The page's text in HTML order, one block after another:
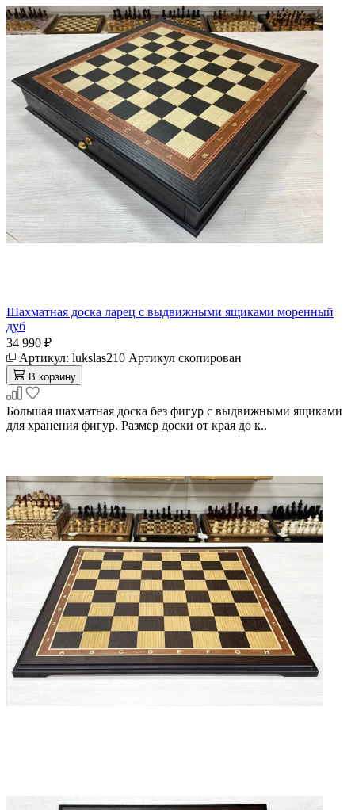
Шахматная доска ларец с выдвижными ящиками моренный
дуб
34 990 ₽
Артикул: lukslas210 Артикул скопирован
В корзину
Большая шахматная доска без фигур с выдвижными ящиками
для хранения фигур. Размер доски от края до к..